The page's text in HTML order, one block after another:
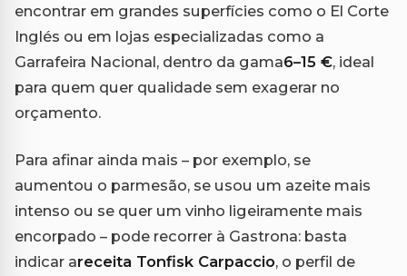
encontrar em grandes superfícies como o El Corte
Inglés ou em lojas especializadas como a
Garrafeira Nacional, dentro da gama6–15 €, ideal
para quem quer qualidade sem exagerar no
orçamento.
Para afinar ainda mais – por exemplo, se
aumentou o parmesão, se usou um azeite mais
intenso ou se quer um vinho ligeiramente mais
encorpado – pode recorrer à Gastrona: basta
indicar areceita Tonfisk Carpaccio, o perfil de